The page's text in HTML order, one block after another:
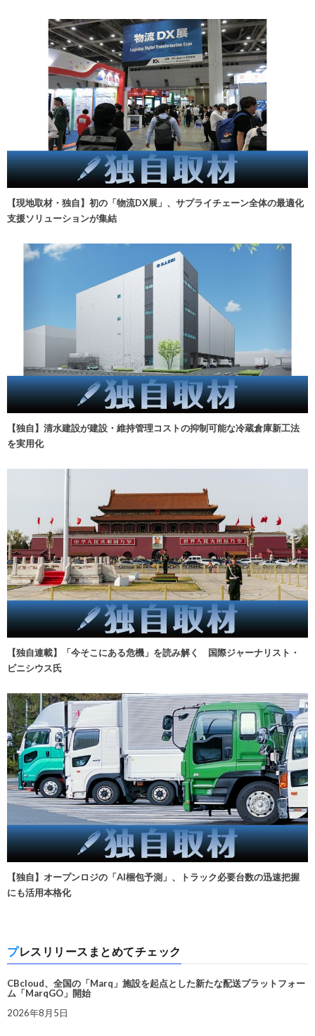
【現地取材・独自】初の「物流DX展」、サプライチェーン全体の最適化
支援ソリューションが集結
【独自】清水建設が建設・維持管理コストの抑制可能な冷蔵倉庫新工法
を実用化
【独自連載】「今そこにある危機」を読み解く 国際ジャーナリスト・
ビニシウス氏
【独自】オープンロジの「AI梱包予測」、トラック必要台数の迅速把握
にも活用本格化
プレスリリースまとめてチェック
CBcloud、全国の「Marq」施設を起点とした新たな配送プラットフォー
ム「MarqGO」開始
2026年8月5日